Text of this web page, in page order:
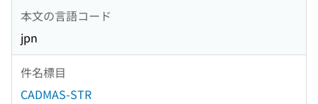
本文の言語コード
jpn
件名標目
CADMAS-STR